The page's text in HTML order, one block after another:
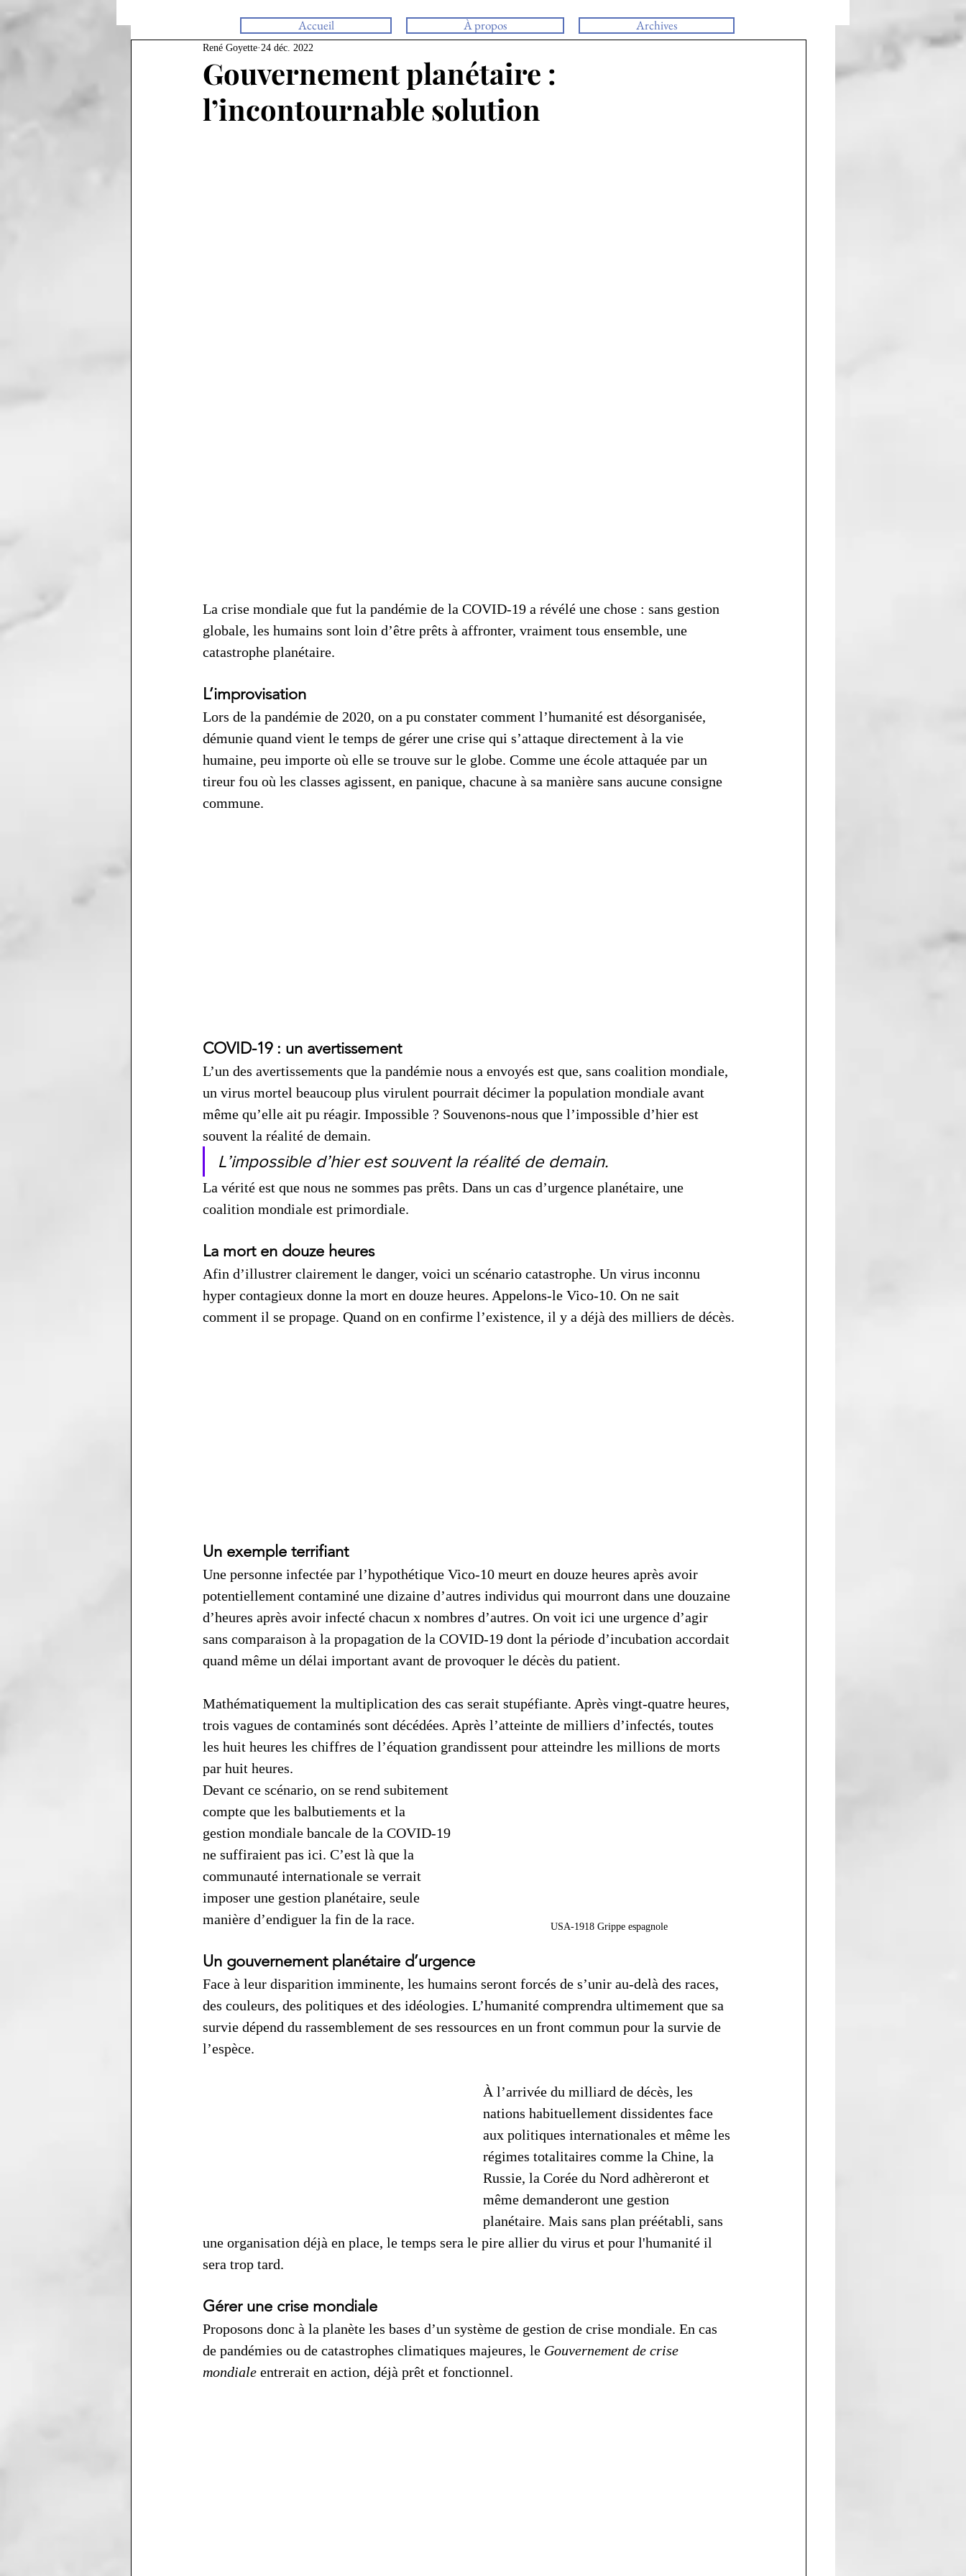
Gouvernement planétaire :
l’incontournable solution
René Goyette 24 déc. 2022
La crise mondiale que fut la pandémie de la COVID-19 a révélé une chose : sans gestion
globale, les humains sont loin d’être prêts à affronter, vraiment tous ensemble, une
catastrophe planétaire.
L’improvisation
Lors de la pandémie de 2020, on a pu constater comment l’humanité est désorganisée,
démunie quand vient le temps de gérer une crise qui s’attaque directement à la vie
humaine, peu importe où elle se trouve sur le globe. Comme une école attaquée par un
tireur fou où les classes agissent, en panique, chacune à sa manière sans aucune consigne
commune.
COVID-19 : un avertissement
L’un des avertissements que la pandémie nous a envoyés est que, sans coalition mondiale,
un virus mortel beaucoup plus virulent pourrait décimer la population mondiale avant
même qu’elle ait pu réagir. Impossible ? Souvenons-nous que l’impossible d’hier est
souvent la réalité de demain.
L’impossible d’hier est souvent la réalité de demain.
La vérité est que nous ne sommes pas prêts. Dans un cas d’urgence planétaire, une
coalition mondiale est primordiale.
La mort en douze heures
Afin d’illustrer clairement le danger, voici un scénario catastrophe. Un virus inconnu
hyper contagieux donne la mort en douze heures. Appelons-le Vico-10. On ne sait
comment il se propage. Quand on en confirme l’existence, il y a déjà des milliers de décès.
Un exemple terrifiant
Une personne infectée par l’hypothétique Vico-10 meurt en douze heures après avoir
potentiellement contaminé une dizaine d’autres individus qui mourront dans une douzaine
d’heures après avoir infecté chacun x nombres d’autres. On voit ici une urgence d’agir
sans comparaison à la propagation de la COVID-19 dont la période d’incubation accordait
quand même un délai important avant de provoquer le décès du patient.
Mathématiquement la multiplication des cas serait stupéfiante. Après vingt-quatre heures,
trois vagues de contaminés sont décédées. Après l’atteinte de milliers d’infectés, toutes
les huit heures les chiffres de l’équation grandissent pour atteindre les millions de morts
par huit heures.
USA-1918 Grippe espagnole
Devant ce scénario, on se rend subitement
compte que les balbutiements et la
gestion mondiale bancale de la COVID-19
ne suffiraient pas ici. C’est là que la
communauté internationale se verrait
imposer une gestion planétaire, seule
manière d’endiguer la fin de la race.
Un gouvernement planétaire d’urgence
Face à leur disparition imminente, les humains seront forcés de s’unir au-delà des races,
des couleurs, des politiques et des idéologies. L’humanité comprendra ultimement que sa
survie dépend du rassemblement de ses ressources en un front commun pour la survie de
l’espèce.
À l’arrivée du milliard de décès, les
nations habituellement dissidentes face
aux politiques internationales et même les
régimes totalitaires comme la Chine, la
Russie, la Corée du Nord adhèreront et
même demanderont une gestion
planétaire. Mais sans plan préétabli, sans
une organisation déjà en place, le temps sera le pire allier du virus et pour l'humanité il
sera trop tard.
Gérer une crise mondiale
Proposons donc à la planète les bases d’un système de gestion de crise mondiale. En cas
de pandémies ou de catastrophes climatiques majeures, le Gouvernement de crise
mondiale entrerait en action, déjà prêt et fonctionnel.
Accueil À propos Archives